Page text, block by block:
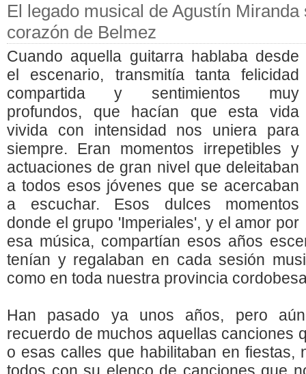
El legado musical de Agustín Miranda
corazón de Belmez
Cuando aquella guitarra hablaba desde
el escenario, transmitía tanta felicidad
compartida y sentimientos muy
profundos, que hacían que esta vida
vivida con intensidad nos uniera para
siempre. Eran momentos irrepetibles y
actuaciones de gran nivel que deleitaban
a todos esos jóvenes que se acercaban
a escuchar. Esos dulces momentos
donde el grupo 'Imperiales', y el amor por
esa música, compartían esos años
tenían y regalaban en cada sesión
como en toda nuestra provincia
Han pasado ya unos años, pero
recuerdo de muchos aquellas canciones
o esas calles que habilitaban en fiestas,